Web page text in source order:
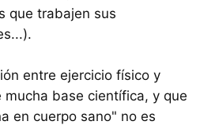
que trabajen sus
entre ejercicio físico y
base científica, y que
en cuerpo sano" no es